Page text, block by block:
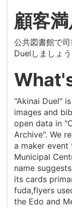
顧客
公共図書館で
Duelしましょう
"Akinai Duel"
images and
open data in
Archive". We
a maker
Municipal
name
its cards
fuda,flyers
the Edo and